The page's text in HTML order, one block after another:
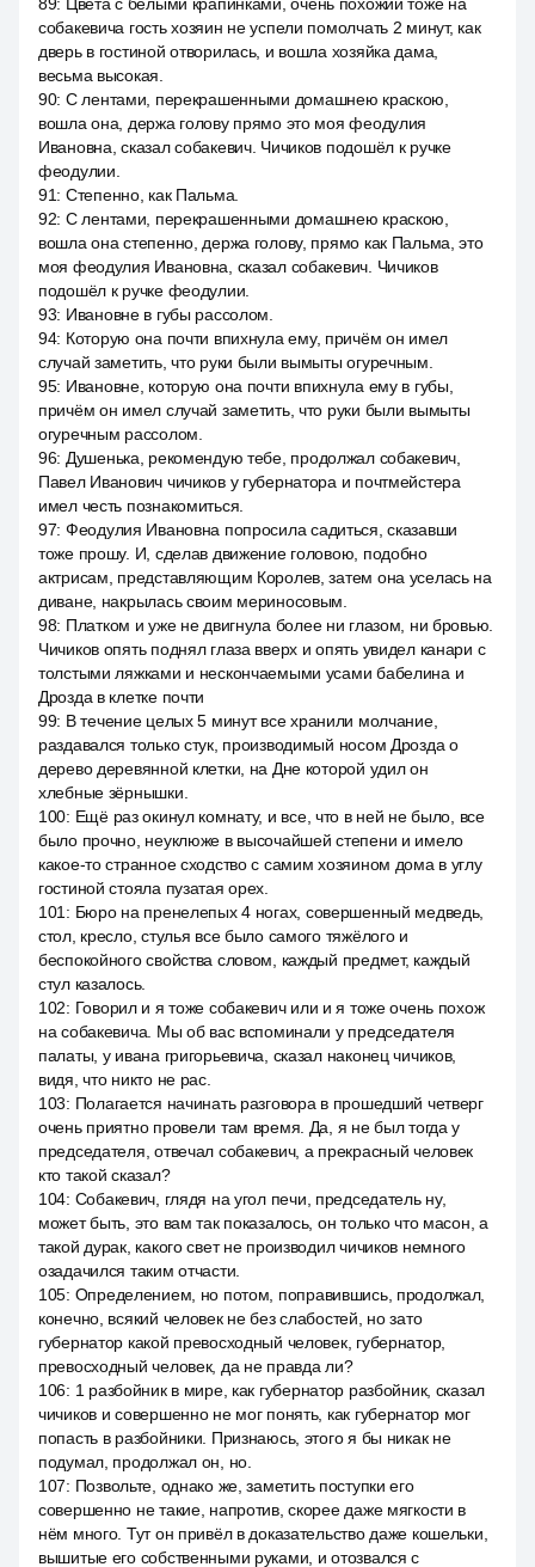
собакевича гость хозяин не успели помолчать 2 минут, как
дверь в гостиной отворилась, и вошла хозяйка дама,
весьма высокая.
90: С лентами, перекрашенными домашнею краскою,
вошла она, держа голову прямо это моя феодулия
Ивановна, сказал собакевич. Чичиков подошёл к ручке
феодулии.
91: Степенно, как Пальма.
92: С лентами, перекрашенными домашнею краскою,
вошла она степенно, держа голову, прямо как Пальма, это
моя феодулия Ивановна, сказал собакевич. Чичиков
подошёл к ручке феодулии.
93: Ивановне в губы рассолом.
94: Которую она почти впихнула ему, причём он имел
случай заметить, что руки были вымыты огуречным.
95: Ивановне, которую она почти впихнула ему в губы,
причём он имел случай заметить, что руки были вымыты
огуречным рассолом.
96: Душенька, рекомендую тебе, продолжал собакевич,
Павел Иванович чичиков у губернатора и почтмейстера
имел честь познакомиться.
97: Феодулия Ивановна попросила садиться, сказавши
тоже прошу. И, сделав движение головою, подобно
актрисам, представляющим Королев, затем она уселась на
диване, накрылась своим мериносовым.
98: Платком и уже не двигнула более ни глазом, ни бровью.
Чичиков опять поднял глаза вверх и опять увидел канари с
толстыми ляжками и нескончаемыми усами бабелина и
Дрозда в клетке почти
99: В течение целых 5 минут все хранили молчание,
раздавался только стук, производимый носом Дрозда о
дерево деревянной клетки, на Дне которой удил он
хлебные зёрнышки.
100: Ещё раз окинул комнату, и все, что в ней не было, все
было прочно, неуклюже в высочайшей степени и имело
какое-то странное сходство с самим хозяином дома в углу
гостиной стояла пузатая орех.
101 : Бюро на пренелепых 4 ногах, совершенный медведь,
стол, кресло, стулья все было самого тяжёлого и
беспокойного свойства словом, каждый предмет, каждый
стул казалось.
102: Говорил и я тоже собакевич или и я тоже очень похож
на собакевича. Мы об вас вспоминали у председателя
палаты, у ивана григорьевича, сказал наконец чичиков,
видя, что никто не рас.
103: Полагается начинать разговора в прошедший четверг
очень приятно провели там время. Да, я не был тогда у
председателя, отвечал собакевич, а прекрасный человек
кто такой сказал?
104: Собакевич, глядя на угол печи, председатель ну,
может быть, это вам так показалось, он только что масон, а
такой дурак, какого свет не производил чичиков немного
озадачился таким отчасти.
105: Определением, но потом, поправившись, продолжал,
конечно, всякий человек не без слабостей, но зато
губернатор какой превосходный человек, губернатор,
превосходный человек, да не правда ли?
106: 1 разбойник в мире, как губернатор разбойник, сказал
чичиков и совершенно не мог понять, как губернатор мог
попасть в разбойники. Признаюсь, этого я бы никак не
подумал, продолжал он, но.
107: Позвольте, однако же, заметить поступки его
совершенно не такие, напротив, скорее даже мягкости в
нём много. Тут он привёл в доказательство даже кошельки,
вышитые его собственными руками, и отозвался с